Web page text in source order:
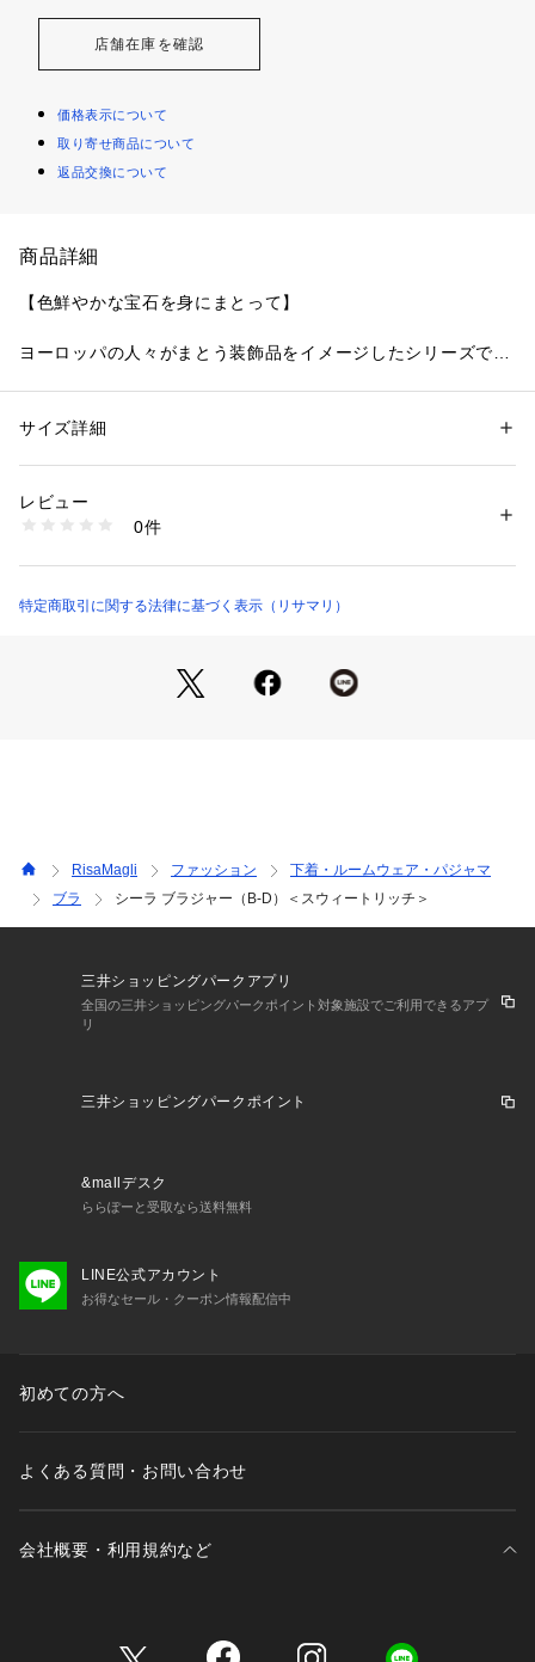
店舗在庫を確認
価格表示について
取り寄せ商品について
返品交換について
商品詳細
【色鮮やかな宝石を身にまとって】
ヨーロッパの人々がまとう装飾品をイメージしたシリーズで
は、まるで一つ一つがブローチのような仕上がりに。カップ上
ブラ土台のナローケミカルレースはゆるやかなカーブを描き、
アクセサリーのような上品な可愛らしさをプラス。お花のカラ
さを演出しました。
『Sweet Rich（スウィートリッチ）』
年齢や体型を問わずフィットしやすい、Risa Magliの中でも一
谷間やボリュームを強調するのが苦手な方
バストに左右差がある方
Risa Magliのブラジャーを初めてご着用する方
＜商品仕様＞
・3/4カップ
・ワイヤーあり
・ホック：2段×3列
＜関連アイテム＞
お揃いのアイテムは以下よりご確認ください。
・69162 ブラジャー（G・H）
・49163 おやすみブラ（M・L）
・79160 ノーマルショーツ
・79161 レースショーツ
・19161 カップ付スリップ
性別：レディース
素材：ナイロン・ポリエステル・ポリウレタン
商品番号：
N05-69160 （ショップ）
サイズ詳細
レビュー
0件
特定商取引に関する法律に基づく表示（リサマリ）
RisaMagli ファッション
下着・ルームウェア・パジャマ
ブラ
シーラ ブラジャー（B-D）＜スウィートリッチ＞
三井ショッピングパークアプリ
全国の三井ショッピングパークポイント対象施設でご利用できるアプ
リ
三井ショッピングパークポイント
&mallデスク
ららぽーと受取なら送料無料
LINE公式アカウント
お得なセール・クーポン情報配信中
初めての方へ
よくある質問・お問い合わせ
会社概要・利用規約など